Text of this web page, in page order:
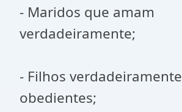
- Maridos que amam
verdadeiramente;
- Filhos verdadeiramente
obedientes;